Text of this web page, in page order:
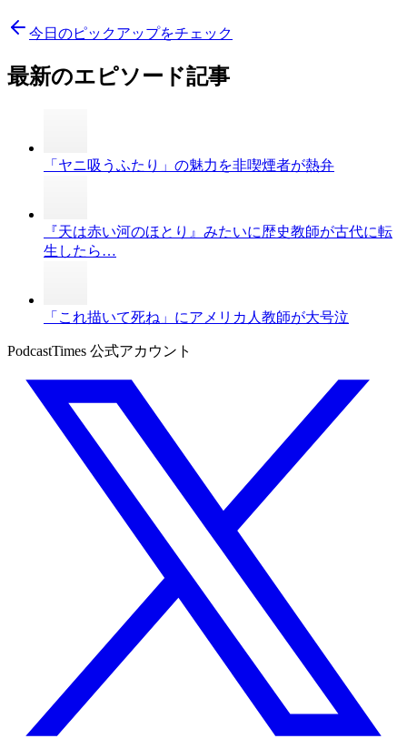
今日のピックアップをチェック
最新のエピソード記事
「ヤニ吸うふたり」の魅力を非喫煙者が熱弁
『天は赤い河のほとり』みたいに歴史教師が古代に転
生したら…
「これ描いて死ね」にアメリカ人教師が大号泣
PodcastTimes 公式アカウント